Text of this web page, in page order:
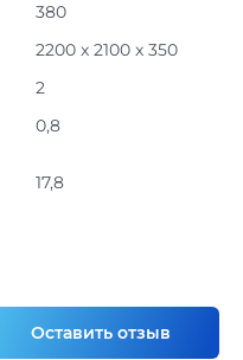
380
2200 x 2100 x 350
2
0,8
17,8
Оставить отзыв